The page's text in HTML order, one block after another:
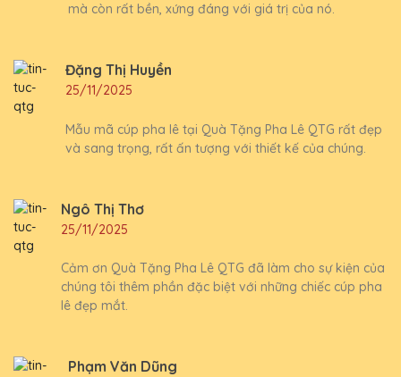
mà còn rất bền, xứng đáng với giá trị của nó.
Đặng Thị Huyền
25/11/2025
Mẫu mã cúp pha lê tại Quà Tặng Pha Lê QTG rất đẹp
và sang trọng, rất ấn tượng với thiết kế của chúng.
Ngô Thị Thơ
25/11/2025
Cảm ơn Quà Tặng Pha Lê QTG đã làm cho sự kiện của
chúng tôi thêm phần đặc biệt với những chiếc cúp pha
lê đẹp mắt.
Phạm Văn Dũng